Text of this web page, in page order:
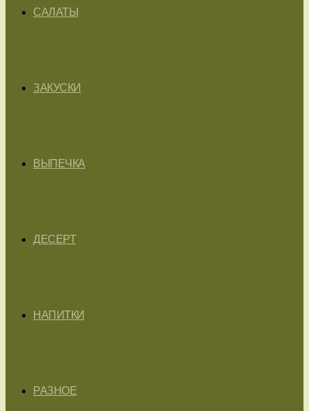
САЛАТЫ
ЗАКУСКИ
ВЫПЕЧКА
ДЕСЕРТ
НАПИТКИ
РАЗНОЕ